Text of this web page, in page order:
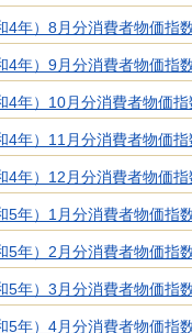
4年）8月分消費者物価指
4年）9月分消費者物価指
4年）10月分消費者物価指
4年）11月分消費者物価指
4年）12月分消費者物価指
5年）1月分消費者物価指
5年）2月分消費者物価指
5年）3月分消費者物価指
5年）4月分消費者物価指